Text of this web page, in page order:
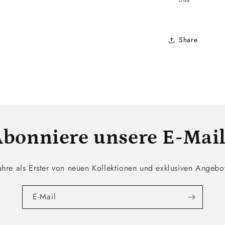
Share
unsere E-
als Erster von neuen Kollektionen und exklusiven
E-Mail